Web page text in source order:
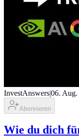
InvestAnswers|06. Aug.
Abonnieren
Wie du dich